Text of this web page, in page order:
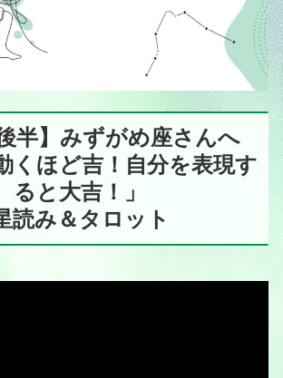
半】みずがめ座さんへ
くほど吉！自分を表現す
ると大吉！」
読み＆タロット